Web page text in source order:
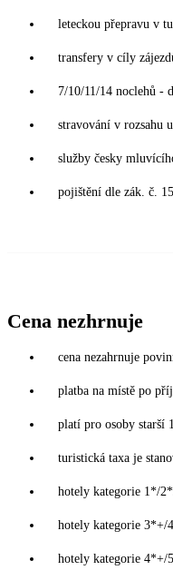
leteckou přepravu v
transfery v cíly
7/10/11/14 noclehů -
stravování v rozsahu
služby česky
pojištění dle zák. č.
Cena nezhrnuje
cena nezahrnuje
platba na místě po
platí pro osoby starší
turistická taxa je
hotely kategorie 1*/
hotely kategorie 3*+/
hotely kategorie 4*+/